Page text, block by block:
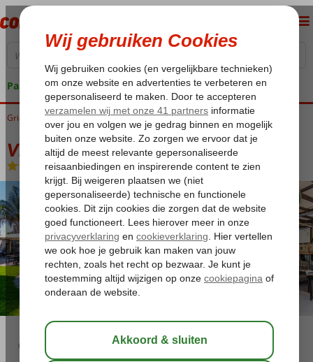
Pakketgarantie
Home
Griekenland Rhodos Ialyssos / Trianda Villa Duc
Villa Duc
Logies-Appartement
03:45 aug 32°C